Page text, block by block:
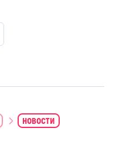
новости